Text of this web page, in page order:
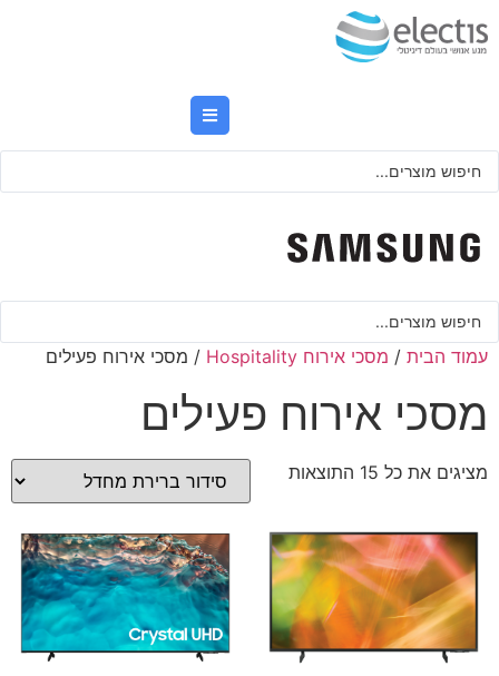
לתוכן
Search
Search
עמוד הבית / מסכי אירוח Hospitality / מסכי אירוח פעילים
מסכי אירוח פעילים
מציגים את כל ⁦15⁩ התוצאות